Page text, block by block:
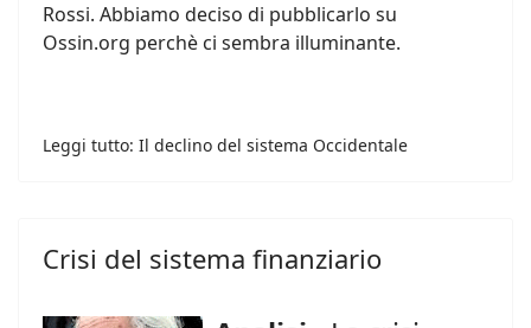
Rossi. Abbiamo deciso di pubblicarlo su
Ossin.org perchè ci sembra illuminante.
Leggi tutto: Il declino del sistema Occidentale
Crisi del sistema finanziario